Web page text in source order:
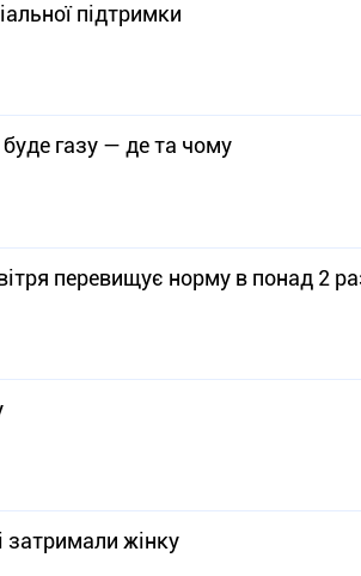
підтримки
газу — де та чому
перевищує норму в понад 2
затримали жінку